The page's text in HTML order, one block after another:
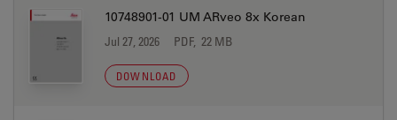
10748901-01 UM ARveo 8x Korean
Jul 27, 2026 PDF, 22 MB
DOWNLOAD